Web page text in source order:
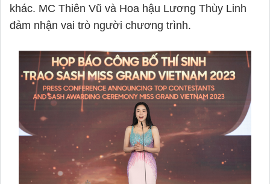
khác. MC Thiên Vũ và Hoa hậu Lương Thùy Linh
đảm nhận vai trò người chương trình.